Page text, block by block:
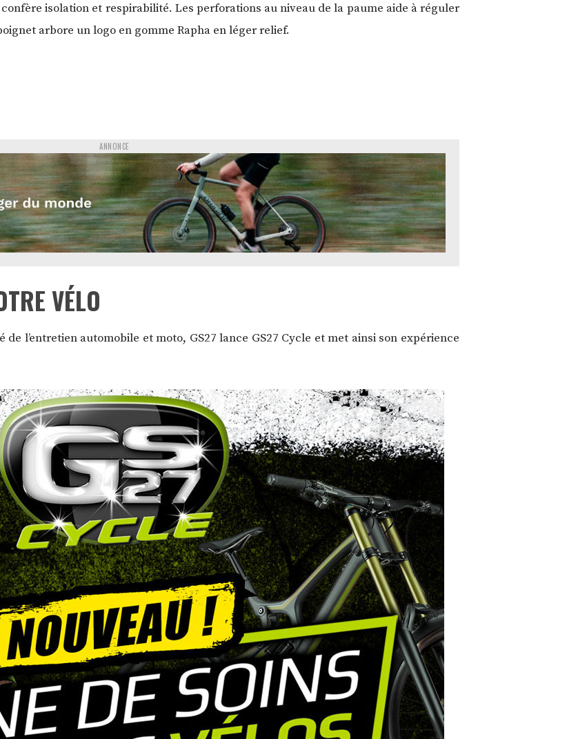
isolation et respirabilité. Les perforations au niveau de la paume aide à réguler
arbore un logo en gomme Rapha en léger relief.
ANNONCE
VÉLO
l’entretien automobile et moto, GS27 lance GS27 Cycle et met ainsi son expérience